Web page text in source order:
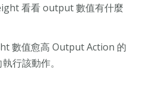
看看 output 數值有什麼
數值愈高 Output Action 的
行該動作。